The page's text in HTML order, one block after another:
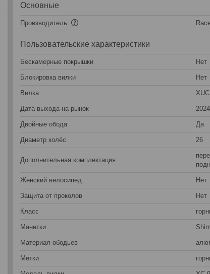
Основные
Производитель
Пользовательские характеристики
Бескамерные покрышки Нет
Блокировка вилки Нет
Вилка
Дата выхода на рынок
Двойные обода Да
Диаметр колёс 26
Дополнительная комплектация
Женский велосипед Нет
Защита от проколов Нет
Класс
Манетки
Материал ободьев
Метки